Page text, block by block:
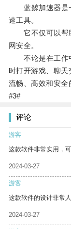
蓝鲸加速器是一
速工具。
它不仅可以帮助
网安全。
不论是在工作中
时打开游戏、聊
流畅、高效和安全
#3#
评论
游客
这款软件非常实用，
2024-03-27
游客
这款软件的设计非常
2024-03-27